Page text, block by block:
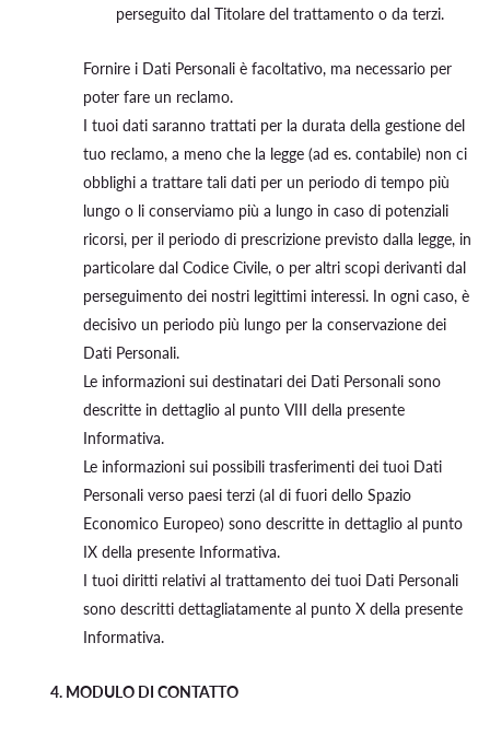
perseguito dal Titolare del trattamento o da terzi.
Fornire i Dati Personali è facoltativo, ma necessario per
poter fare un reclamo.
I tuoi dati saranno trattati per la durata della gestione del
tuo reclamo, a meno che la legge (ad es. contabile) non ci
obblighi a trattare tali dati per un periodo di tempo più
lungo o li conserviamo più a lungo in caso di potenziali
ricorsi, per il periodo di prescrizione previsto dalla legge, in
particolare dal Codice Civile, o per altri scopi derivanti dal
perseguimento dei nostri legittimi interessi. In ogni caso, è
decisivo un periodo più lungo per la conservazione dei
Dati Personali.
Le informazioni sui destinatari dei Dati Personali sono
descritte in dettaglio al punto VIII della presente
Informativa.
Le informazioni sui possibili trasferimenti dei tuoi Dati
Personali verso paesi terzi (al di fuori dello Spazio
Economico Europeo) sono descritte in dettaglio al punto
IX della presente Informativa.
I tuoi diritti relativi al trattamento dei tuoi Dati Personali
sono descritti dettagliatamente al punto X della presente
Informativa.
4. MODULO DI CONTATTO